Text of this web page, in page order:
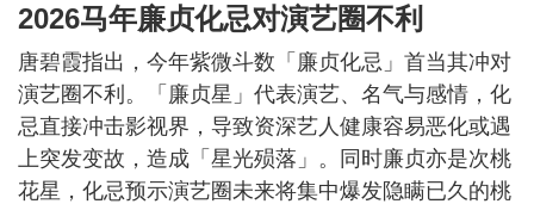
2026马年廉贞化忌对演艺圈不利
唐碧霞指出，今年紫微斗数「廉贞化忌」首当其冲对
演艺圈不利。「廉贞星」代表演艺、名气与感情，化
忌直接冲击影视界，导致资深艺人健康容易恶化或遇
上突发变故，造成「星光殒落」。同时廉贞亦是次桃
花星，化忌预示演艺圈未来将集中爆发隐瞒已久的桃